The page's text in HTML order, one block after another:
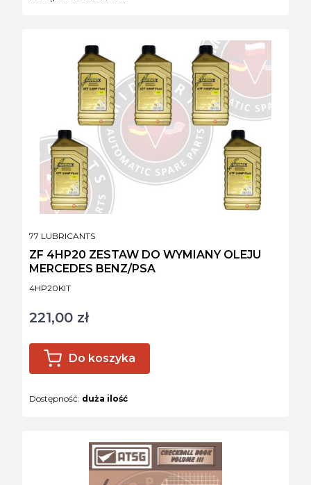
Kod produktu
4HP20KIT
ZF 4HP20 ZESTAW DO WYMIANY OLEJU
MERCEDES BENZ/PSA
PRODUCENT
77 LUBRICANTS
Cena
221,00 zł
Do koszyka
Dostępność: duża ilość